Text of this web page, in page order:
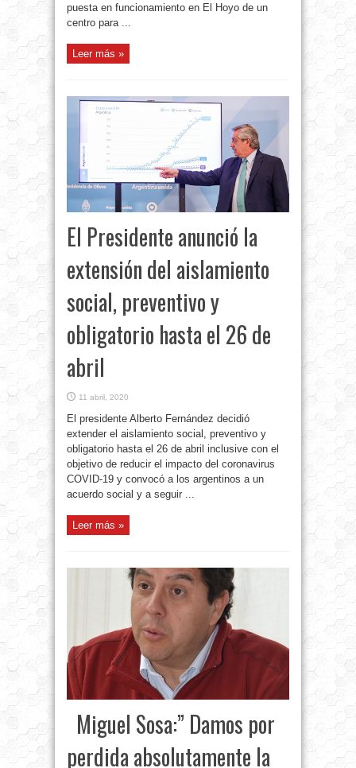
puesta en funcionamiento en El Hoyo de un
centro para ...
Leer más »
El Presidente anunció la
extensión del aislamiento
social, preventivo y
obligatorio hasta el 26 de
abril
11 abril, 2020
El presidente Alberto Fernández decidió
extender el aislamiento social, preventivo y
obligatorio hasta el 26 de abril inclusive con el
objetivo de reducir el impacto del coronavirus
COVID-19 y convocó a los argentinos a un
acuerdo social y a seguir ...
Leer más »
Miguel Sosa:” Damos por
perdida absolutamente la